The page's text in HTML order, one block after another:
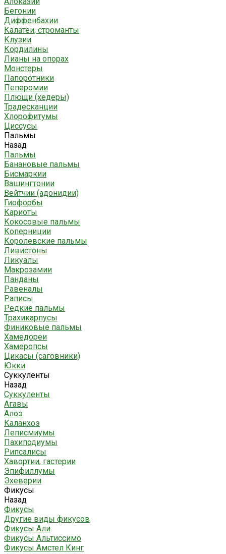
Бегонии
Диффенбахии
Калатеи, строманты
Клузии
Кордилины
Лианы на опорах
Монстеры
Папоротники
Пеперомии
Плющи (хедеры)
Традесканции
Хлорофитумы
Циссусы
Пальмы
Назад
Пальмы
Банановые пальмы
Бисмаркии
Вашингтонии
Вейтчии (адонидии)
Гиофорбы
Кариоты
Кокосовые пальмы
Коперниции
Королевские пальмы
Ливистоны
Ликуалы
Макрозамии
Панданы
Равеналы
Раписы
Редкие пальмы
Трахикарпусы
Финиковые пальмы
Хамедореи
Хамеропсы
Цикасы (саговники)
Юкки
Суккуленты
Назад
Суккуленты
Агавы
Алоэ
Каланхоэ
Леписмиумы
Пахиподиумы
Рипсалисы
Хавортии, гастерии
Эпифиллумы
Эхеверии
Фикусы
Назад
Фикусы
Другие виды фикусов
Фикусы Али
Фикусы Альтиссимо
Фикусы Амстел Кинг